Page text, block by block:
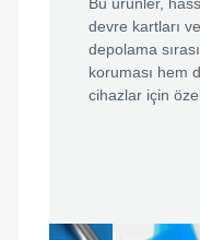
devre kartları
depolama
koruması hem
cihazlar için